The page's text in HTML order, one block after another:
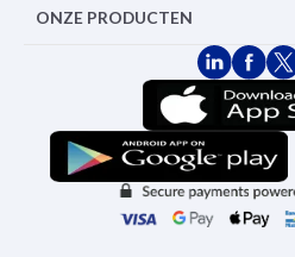
ONZE PRODUCTEN